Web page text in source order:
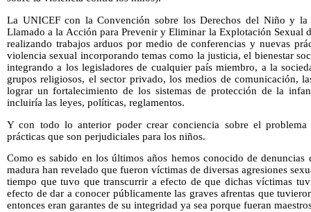
La UNICEF con la Convención sobre los Derechos del Niño y
Llamado a la Acción para Prevenir y Eliminar la Explotación Sexual
realizando trabajos arduos por medio de conferencias y nuevas
violencia sexual incorporando temas como la justicia, el bienestar
integrando a los legisladores de cualquier país miembro, a la
grupos religiosos, el sector privado, los medios de comunicación,
lograr un fortalecimiento de los sistemas de protección de la
incluiría las leyes, políticas, reglamentos.
Y con todo lo anterior poder crear conciencia sobre el
prácticas que son perjudiciales para los niños.
Como es sabido en los últimos años hemos conocido de denuncias
madura han revelado que fueron víctimas de diversas agresiones
tiempo que tuvo que transcurrir a efecto de que dichas víctimas
efecto de dar a conocer públicamente las graves afrentas que
entonces eran garantes de su integridad ya sea porque fueran